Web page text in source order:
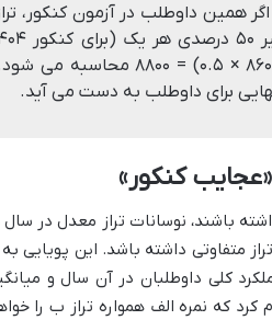
ریاضی به صورت (۱۹ × ۰.۵) + (۸۶۰۰ ×
برای داوطلب به دست می آید.
«عجایب کنکور»
باشند، نوسانات تراز معدل در
متفاوتی داشته باشد. این پویایی
کلی داوطلبان در آن سال و
که نمره الف همواره تراز ب را